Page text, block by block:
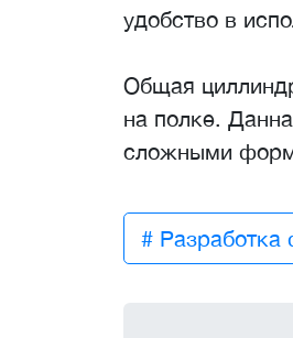
удобство в
Общая
на полке.
сложными
#